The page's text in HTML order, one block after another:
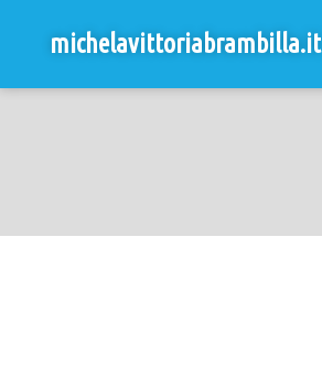
michelavittoriabrambilla.it